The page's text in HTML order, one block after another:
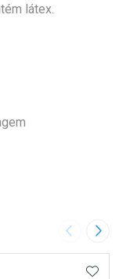
látex.
Imagem
FAVORITOS